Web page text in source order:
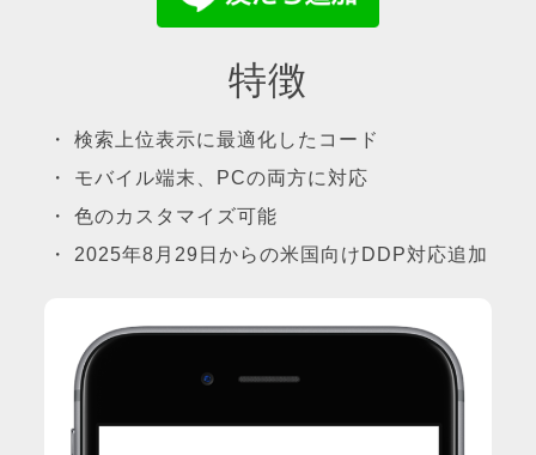
特徴
・ 検索上位表示に最適化したコード
・ モバイル端末、PCの両方に対応
・ 色のカスタマイズ可能
・ 2025年8月29日からの米国向けDDP対応追加